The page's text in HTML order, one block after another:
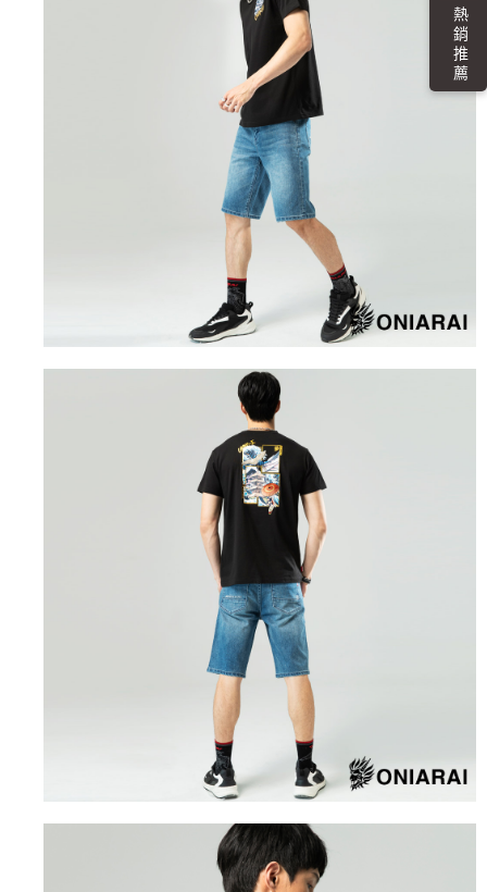
熱 銷 推 薦
５．嚴禁一人註冊多個帳號或使用他人資訊註冊。若發現惡意使用之情形，
恩沛科技股份有限公司將有權停止該用戶之使用額度並採取法律行動。